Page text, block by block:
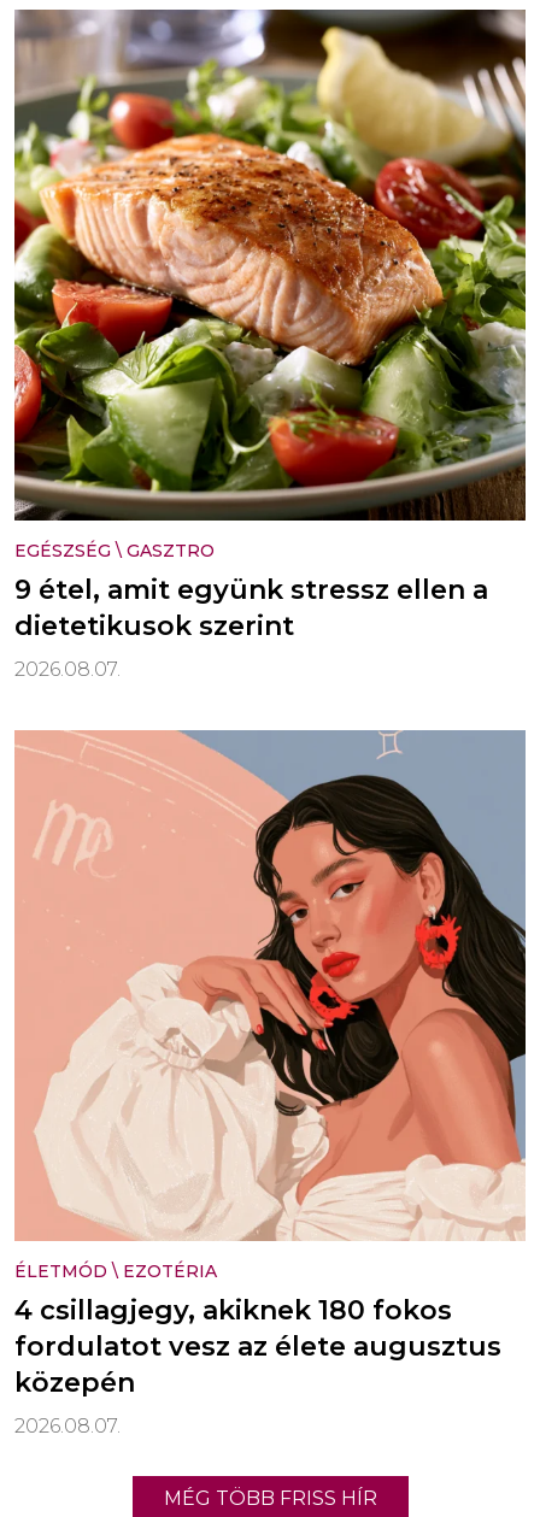
EGÉSZSÉG \ GASZTRO
9 étel, amit együnk stressz ellen a
dietetikusok szerint
2026.08.07.
ÉLETMÓD \ EZOTÉRIA
4 csillagjegy, akiknek 180 fokos
fordulatot vesz az élete augusztus
közepén
2026.08.07.
MÉG TÖBB FRISS HÍR